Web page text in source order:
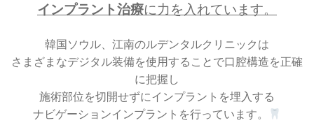
インプラント治療に力を入れています。
韓国ソウル、江南のルデンタルクリニックは
さまざまなデジタル装備を使用することで口腔構造を正確
に把握し
施術部位を切開せずにインプラントを埋入する
ナビゲーションインプラントを行っています。